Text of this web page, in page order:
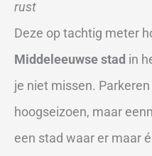
rust
Deze op tachtig meter
Middeleeuwse stad in
je niet missen.
hoogseizoen, maar
een stad waar er maar